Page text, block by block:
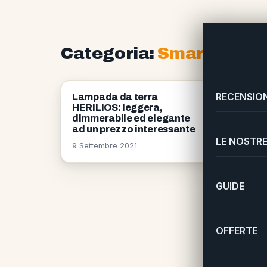
LE
GUIDE
OFFERTE
Categoria: Smart Home
RECENSIONI
Lampada da terra
HERILIOS: leggera,
dimmerabile ed elegante
ad un prezzo interessante
9 Settembre 2021